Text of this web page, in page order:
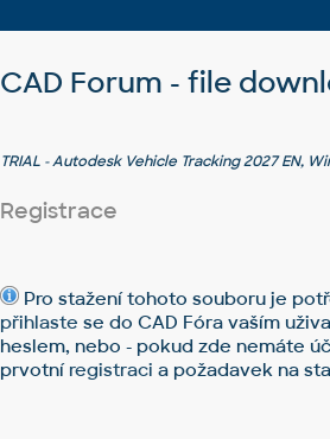
CAD Forum - file
TRIAL - Autodesk Vehicle Tracking 2027 EN,
Registrace
Pro stažení tohoto souboru je
přihlaste se do CAD Fóra vaším
heslem, nebo - pokud zde nemáte
prvotní registraci a požadavek na